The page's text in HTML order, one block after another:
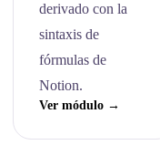
derivado con la
sintaxis de
fórmulas de
Notion.
Ver módulo →